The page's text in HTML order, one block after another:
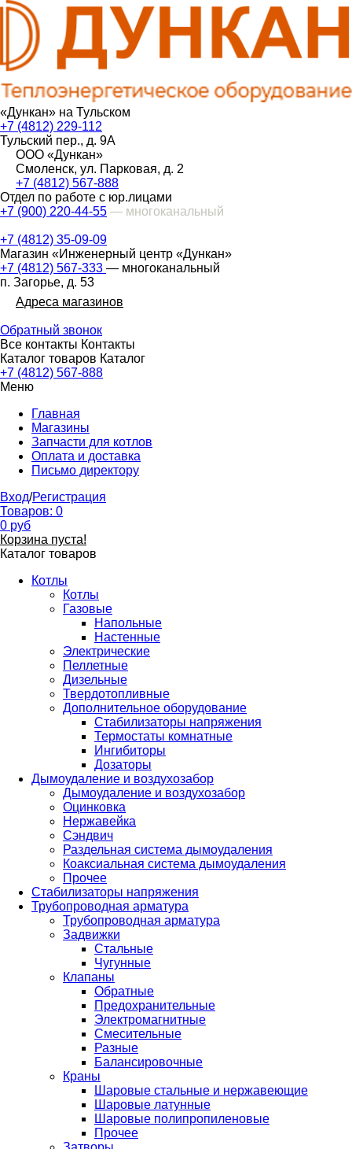
«Дункан» на Тульском
+7 (4812) 229-112
Тульский пер., д. 9А
ООО «Дункан»
Смоленск, ул. Парковая, д. 2
+7 (4812) 567-888
Отдел по работе с юр.лицами
+7 (900) 220-44-55 — многоканальный
+7 (4812) 35-09-09
Магазин «Инженерный центр «Дункан»
+7 (4812) 567-333 — многоканальный
п. Загорье, д. 53
Адреса магазинов
Обратный звонок
Все контакты Контакты
Каталог товаров Каталог
+7 (4812) 567-888
Меню
Главная
Магазины
Запчасти для котлов
Оплата и доставка
Письмо директору
Вход/Регистрация
Товаров: 0
0 руб
Корзина пуста!
Каталог товаров
Котлы
Котлы
Газовые
Напольные
Настенные
Электрические
Пеллетные
Дизельные
Твердотопливные
Дополнительное оборудование
Стабилизаторы напряжения
Термостаты комнатные
Ингибиторы
Дозаторы
Дымоудаление и воздухозабор
Дымоудаление и воздухозабор
Оцинковка
Нержавейка
Сэндвич
Раздельная система дымоудаления
Коаксиальная система дымоудаления
Прочее
Стабилизаторы напряжения
Трубопроводная арматура
Трубопроводная арматура
Задвижки
Стальные
Чугунные
Клапаны
Обратные
Предохранительные
Электромагнитные
Смесительные
Разные
Балансировочные
Краны
Шаровые стальные и нержавеющие
Шаровые латунные
Шаровые полипропиленовые
Прочее